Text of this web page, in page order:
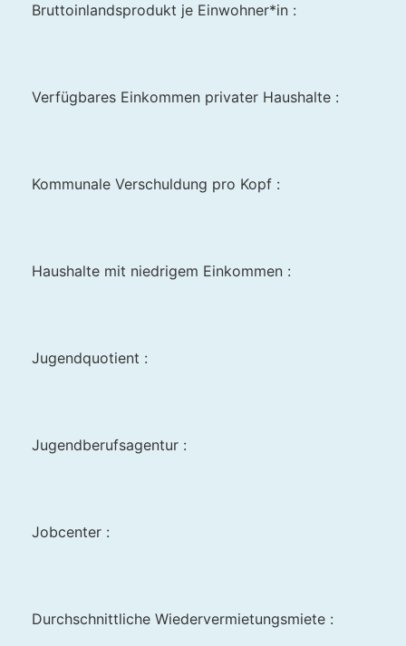
Bruttoinlandsprodukt je Einwohner*in :
Verfügbares Einkommen privater Haushalte :
Kommunale Verschuldung pro Kopf :
Haushalte mit niedrigem Einkommen :
Jugendquotient :
Jugendberufsagentur :
Jobcenter :
Durchschnittliche Wiedervermietungsmiete :